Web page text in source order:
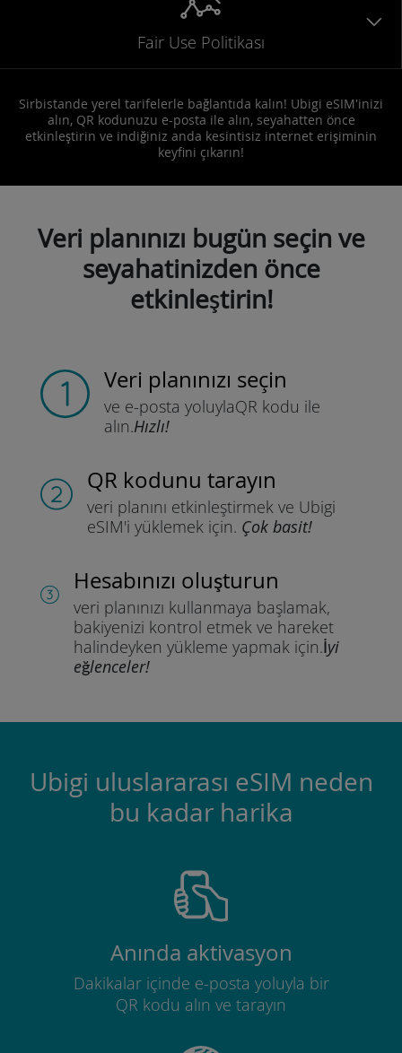
Fair Use Politikası
Sirbistande yerel tarifelerle bağlantıda kalın! Ubigi eSIM'inizi
alın, QR kodunuzu e-posta ile alın, seyahatten önce
etkinleştirin ve indiğiniz anda kesintisiz internet erişiminin
keyfini çıkarın!
Veri planınızı bugün seçin ve
seyahatinizden önce
etkinleştirin!
Veri planınızı seçin
ve e-posta yoluylaQR kodu ile
alın.Hızlı!
QR kodunu tarayın
veri planını etkinleştirmek ve Ubigi
eSIM'i yüklemek için. Çok basit!
Hesabınızı oluşturun
veri planınızı kullanmaya başlamak,
bakiyenizi kontrol etmek ve hareket
halindeyken yükleme yapmak için.İyi
eğlenceler!
Ubigi uluslararası eSIM neden
bu kadar harika
Anında aktivasyon
Dakikalar içinde e-posta yoluyla bir
QR kodu alın ve tarayın